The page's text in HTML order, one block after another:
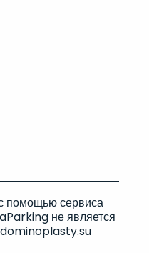
помощью сервиса
не является